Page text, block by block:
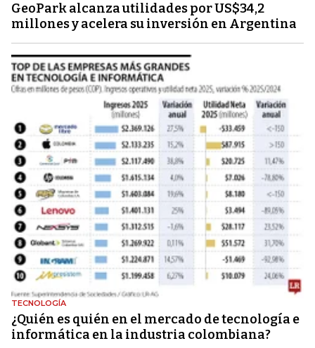
GeoPark alcanza utilidades por US$34,2
millones y acelera su inversión en Argentina
TECNOLOGÍA
¿Quién es quién en el mercado de tecnología e
informática en la industria colombiana?